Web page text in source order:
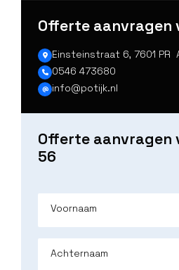
Offerte
Einsteinstraat 6, 7601 PR
0546 473680
info@potijk.nl
Offerte
56
Voornaam
Achternaam